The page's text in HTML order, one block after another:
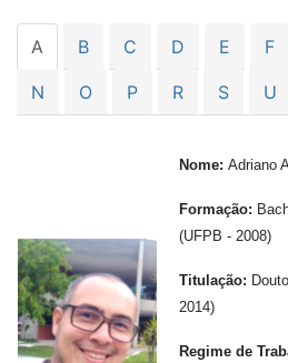
A B C D E F
N O P R S U
Nome: Adriano
Formação:
(UFPB - 2008)
Titulação:
2014)
Regime de